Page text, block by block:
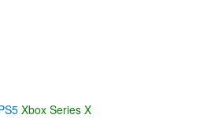
Xbox Series X